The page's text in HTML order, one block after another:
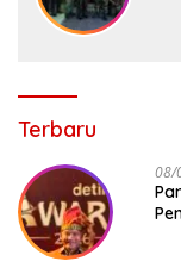
Terbaru
08/